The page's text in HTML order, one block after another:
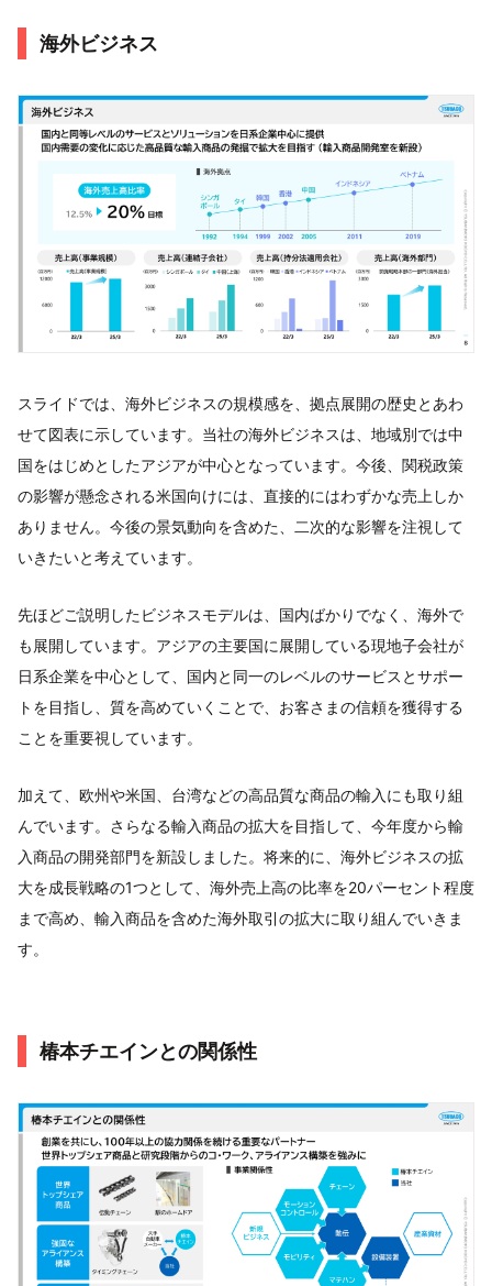
海外ビジネス
スライドでは、海外ビジネスの規模感を、拠点展開の歴史とあわ
せて図表に示しています。当社の海外ビジネスは、地域別では中
国をはじめとしたアジアが中心となっています。今後、関税政策
の影響が懸念される米国向けには、直接的にはわずかな売上しか
ありません。今後の景気動向を含めた、二次的な影響を注視して
いきたいと考えています。
先ほどご説明したビジネスモデルは、国内ばかりでなく、海外で
も展開しています。アジアの主要国に展開している現地子会社が
日系企業を中心として、国内と同一のレベルのサービスとサポー
トを目指し、質を高めていくことで、お客さまの信頼を獲得する
ことを重要視しています。
加えて、欧州や米国、台湾などの高品質な商品の輸入にも取り組
んでいます。さらなる輸入商品の拡大を目指して、今年度から輸
入商品の開発部門を新設しました。将来的に、海外ビジネスの拡
大を成長戦略の1つとして、海外売上高の比率を20パーセント程度
まで高め、輸入商品を含めた海外取引の拡大に取り組んでいきま
す。
椿本チエインとの関係性